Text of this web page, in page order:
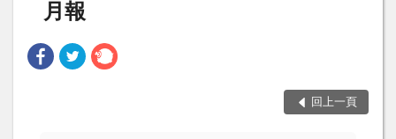
月報
回上一頁